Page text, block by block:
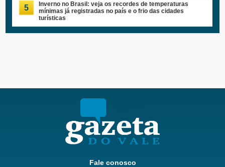
5
Inverno no Brasil: veja os recordes de temperaturas
mínimas já registradas no país e o frio das cidades
turísticas
Fale conosco